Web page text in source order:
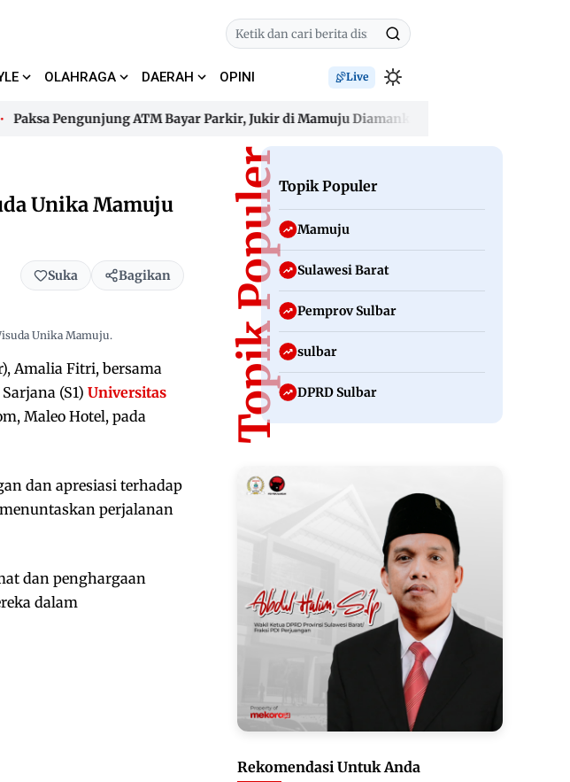
OLAHRAGA DAERAH OPINI Live
Pengunjung ATM Bayar Parkir, Jukir di Mamuju Diamankan Polisi
Pengunjung ATM Bayar Parkir, Jukir di Mamuju Diamankan Polisi
Unika Mamuju
Suka Bagikan
Unika Mamuju.
Amalia Fitri, bersama
(S1) Universitas
Maleo Hotel, pada
dan apresiasi terhadap
perjalanan
dan penghargaan
dalam
Topik PopulerTopik Populer
Mamuju
Sulawesi Barat
Pemprov Sulbar
sulbar
DPRD Sulbar
Rekomendasi Untuk Anda